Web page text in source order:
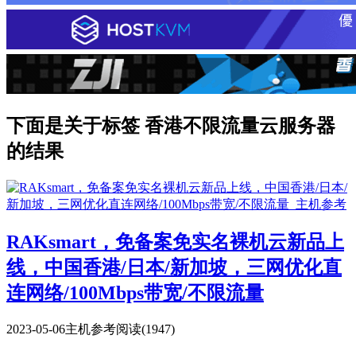
下面是关于标签 香港不限流量云服务器
的结果
RAKsmart，免备案免实名裸机云新品上
线，中国香港/日本/新加坡，三网优化直
连网络/100Mbps带宽/不限流量
2023-05-06主机参考阅读(1947)